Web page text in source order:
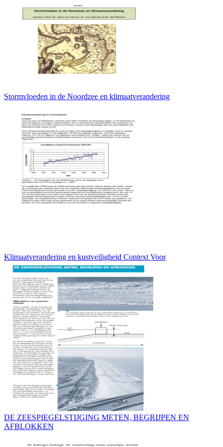
Stormvloeden in de Noordzee en klimaatverandering
Klimaatverandering en kustveiligheid Context Voor
DE ZEESPIEGELSTIJGING METEN, BEGRIJPEN EN
AFBLOKKEN